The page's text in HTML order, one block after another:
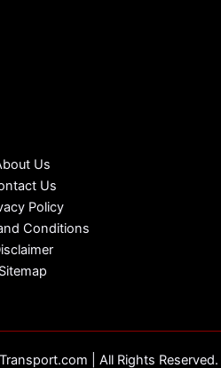
Us
Us
Policy
Conditions
Sitemap
| All Rights Reserved.